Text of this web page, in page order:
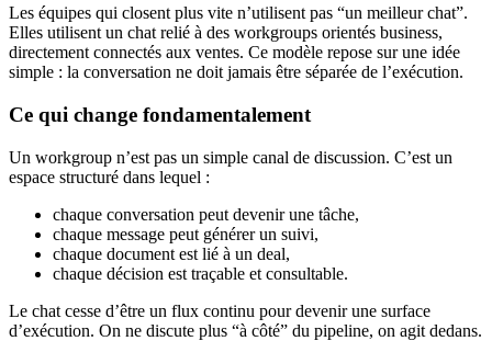
Les équipes qui closent plus vite n’utilisent pas “un meilleur chat”.
Elles utilisent un chat relié à des workgroups orientés business,
directement connectés aux ventes. Ce modèle repose sur une idée
simple : la conversation ne doit jamais être séparée de l’exécution.
Ce qui change fondamentalement
Un workgroup n’est pas un simple canal de discussion. C’est un
espace structuré dans lequel :
chaque conversation peut devenir une tâche,
chaque message peut générer un suivi,
chaque document est lié à un deal,
chaque décision est traçable et consultable.
Le chat cesse d’être un flux continu pour devenir une surface
d’exécution. On ne discute plus “à côté” du pipeline, on agit dedans.